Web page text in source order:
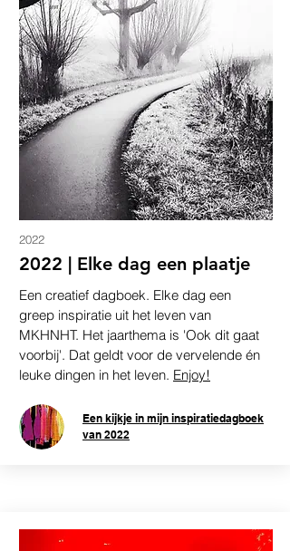
2022
2022 | Elke dag een plaatje
Een creatief dagboek. Elke dag een
greep inspiratie uit het leven van
MKHNHT. Het jaarthema is 'Ook dit gaat
voorbij'. Dat geldt voor de vervelende én
leuke dingen in het leven. Enjoy!
Een kijkje in mijn inspiratiedagboek
van 2022